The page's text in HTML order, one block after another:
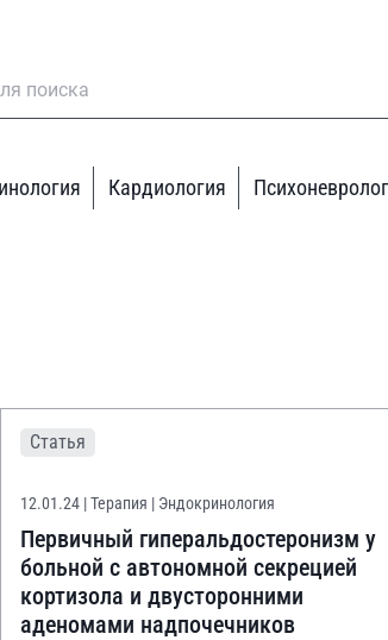
Кардиология
Статья
12.01.24 | Терапия | Эндокринология
Первичный гиперальдостеронизм у
больной с автономной секрецией
кортизола и двусторонними
аденомами надпочечников